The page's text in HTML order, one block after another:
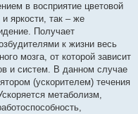
в восприятие цветовой
яркости, так – же
Получает
к жизни весь
мозга, от которой зависит
и систем. В данном случае
(ускорителем) течения
метаболизм,